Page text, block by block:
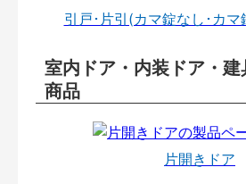
引戸･片引(カマ錠なし･カマ
室内ドア・内装ドア・
商品
片開きドア